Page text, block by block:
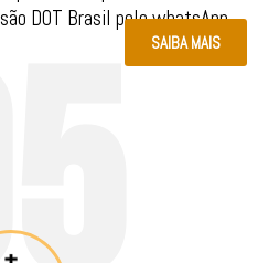
DOT Brasil pelo whatsApp.
SAIBA MAIS
5